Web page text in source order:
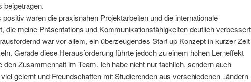
beigetragen.
positiv waren die praxisnahen Projektarbeiten und die internationale
die meine Präsentations und Kommunikationsfähigkeiten deutlich verbessert
war vor allem, ein überzeugendes Start up Konzept in kurzer Zeit
Gerade diese Herausforderung führte jedoch zu einem hohen Lerneffekt
den Zusammenhalt im Team. Ich habe nicht nur fachlich, sondern auch
gelernt und Freundschaften mit Studierenden aus verschiedenen Ländern